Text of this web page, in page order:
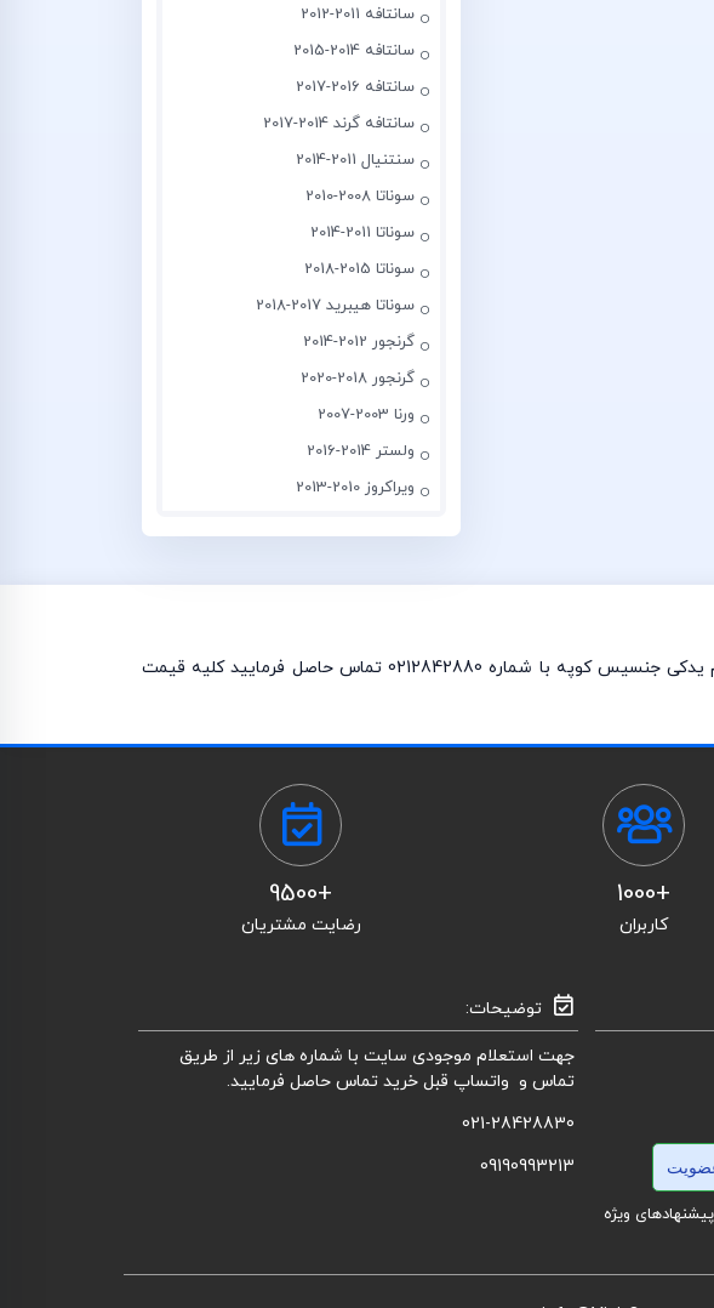
سانتافه 2011-2012
سانتافه 2014-2015
سانتافه 2016-2017
سانتافه گرند 2014-2017
سنتنیال 2011-2014
سوناتا 2008-2010
سوناتا 2011-2014
سوناتا 2015-2018
سوناتا هیبرید 2017-2018
گرنجور 2012-2014
گرنجور 2018-2020
ورنا 2003-2007
ولستر 2014-2016
ویراکروز 2010-2013
چراغ جلو جنسیس کوپه و چراغ خطر جنسیس کوپه در فروشگاه موجود می باشد. برای استعلام قیمت لوازم یدکی جنسیس کوپه با شماره 0212842880 تماس حاصل فرمایید کلیه قیمت
+1000
کاربران
+9500
رضایت مشتریان
ویژه
توضیحات:
جهت استعلام موجودی سایت با شماره های زیر از طریق
تماس و واتساپ قبل خرید تماس حاصل فرمایید.
021-28428830
09190993213